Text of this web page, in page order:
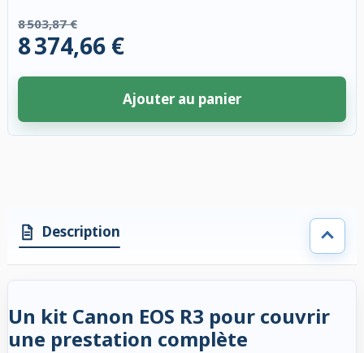
8 503,87 €
8 374,66 €
Ajouter au panier
Description
Un kit Canon EOS R3 pour couvrir
une prestation complète